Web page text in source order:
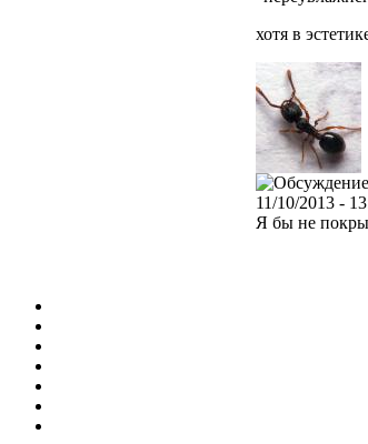
хотя в
11/10/2013 -
Я бы не